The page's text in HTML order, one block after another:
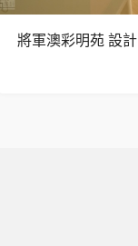
將軍澳彩明苑 設計